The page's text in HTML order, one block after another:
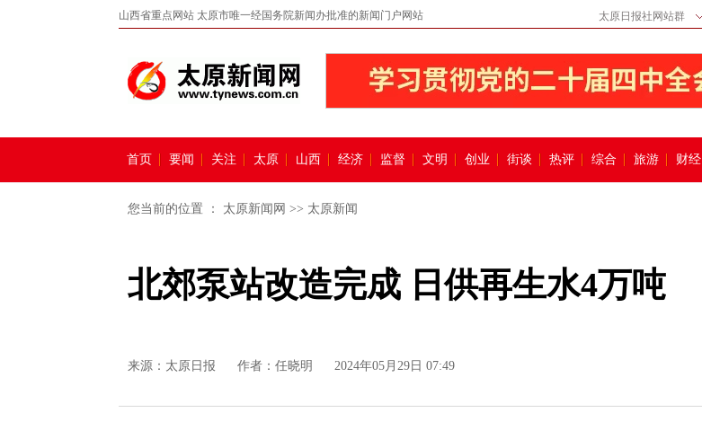
山西省重点网站 太原市唯一经国务院新闻办批准的新闻门户网站 太原日报社网站群
首页 要闻 关注 太原 山西 经济 监督 文明 创业 街谈 热评 综合 旅游 财经
您当前的位置 ： 太原新闻网 >> 太原新闻
北郊泵站改造完成 日供再生水4万吨
来源： 太原日报 作者：任晓明 2024年05月29日 07:49